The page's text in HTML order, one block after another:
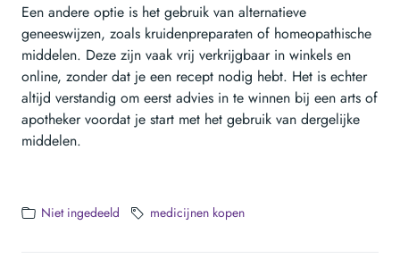
Een andere optie is het gebruik van alternatieve
geneeswijzen, zoals kruidenpreparaten of homeopathische
middelen. Deze zijn vaak vrij verkrijgbaar in winkels en
online, zonder dat je een recept nodig hebt. Het is echter
altijd verstandig om eerst advies in te winnen bij een arts of
apotheker voordat je start met het gebruik van dergelijke
middelen.
Niet ingedeeld medicijnen kopen